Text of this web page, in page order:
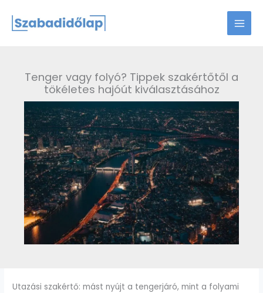
content
Tenger vagy folyó? Tippek szakértőtől a
tökéletes hajóút kiválasztásához
Utazási szakértő: mást nyújt a tengerjáró, mint a folyami